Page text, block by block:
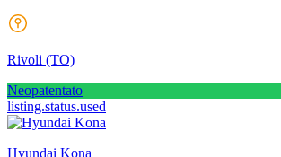
Rivoli (TO)
Neopatentato
listing.status.used
Hyundai Kona